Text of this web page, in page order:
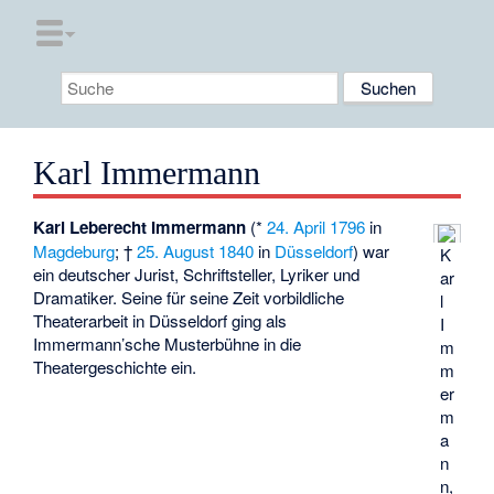
Karl Immermann
K
ar
l
I
m
m
er
m
a
n
n,
Karl Leberecht Immermann (*24. April 1796 in
Magdeburg; †25. August 1840 in Düsseldorf) war
ein deutscher Jurist, Schriftsteller, Lyriker und
Dramatiker. Seine für seine Zeit vorbildliche
Theaterarbeit in Düsseldorf ging als
Immermann’sche Musterbühne in die
Theatergeschichte ein.